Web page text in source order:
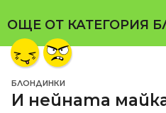
ОЩЕ ОТ КАТЕГОРИЯ
БЛОНДИНКИ
И нейната